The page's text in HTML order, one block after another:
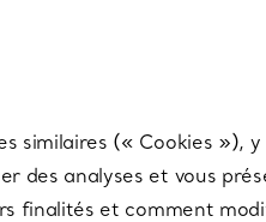
similaires (« Cookies
des analyses et vous
finalités et comment